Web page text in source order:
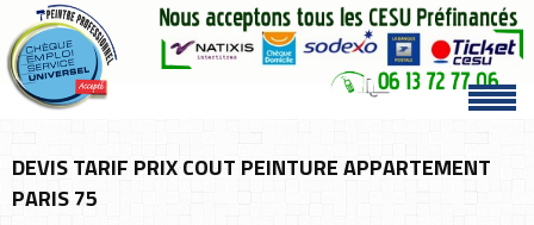
DEVIS TARIF PRIX COUT PEINTURE APPARTEMENT
PARIS 75